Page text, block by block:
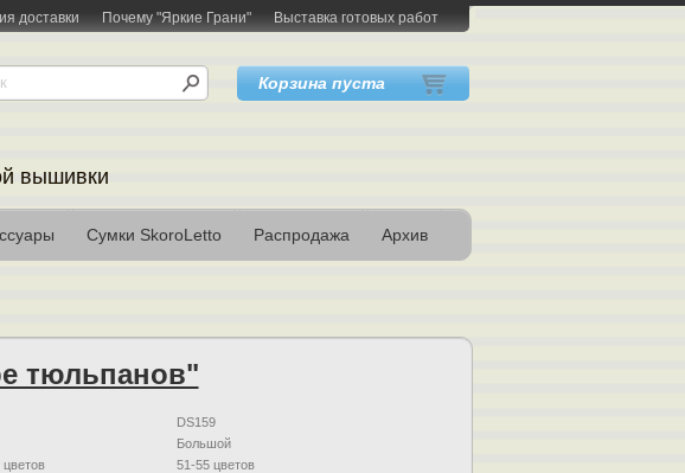
доставки Почему "Яркие Грани"
Выставка готовых работ
вышивки
Корзина пуста
Сумки SkoroLetto Распродажа Архив
тюльпанов"
DS159
Большой
цветов
51-55 цветов